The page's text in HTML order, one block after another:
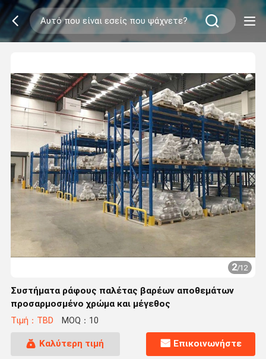
2/12
Συστήματα ράφους παλέτας βαρέων αποθεμάτων
προσαρμοσμένο χρώμα και μέγεθος
Τιμή：TBD MOQ：10
Καλύτερη τιμή Επικοινωνήστε